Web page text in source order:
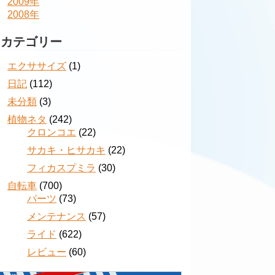
2008年
カテゴリー
エクササイズ (1)
日記 (112)
未分類 (3)
植物ネタ (242)
クロンコエ (22)
サカキ・ヒサカキ (22)
フィカスプミラ (30)
自転車 (700)
パーツ (73)
メンテナンス (57)
ライド (622)
レビュー (60)